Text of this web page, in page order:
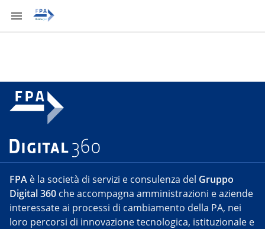
FPA è la società di servizi e consulenza del Gruppo
Digital 360 che accompagna amministrazioni e aziende
interessate ai processi di cambiamento della PA, nei
loro percorsi di innovazione tecnologica, istituzionale e